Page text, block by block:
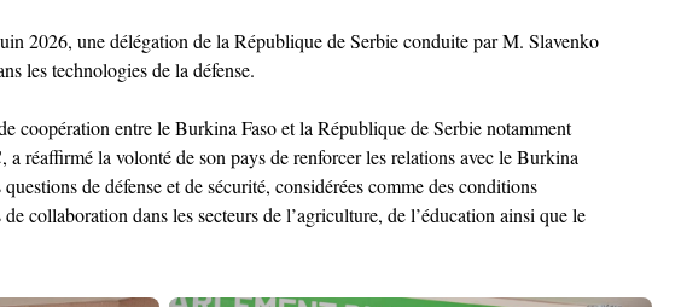
2026, une délégation de la République de Serbie conduite par M. Slavenko
les technologies de la défense.
coopération entre le Burkina Faso et la République de Serbie notamment
réaffirmé la volonté de son pays de renforcer les relations avec le Burkina
de défense et de sécurité, considérées comme des conditions
collaboration dans les secteurs de l’agriculture, de l’éducation ainsi que le